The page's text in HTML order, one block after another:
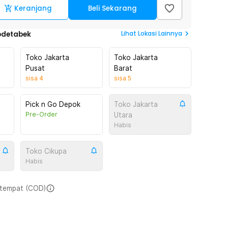
Keranjang Beli Sekarang
Lihat Lokasi Lainnya
Toko Jakarta
Pusat
sisa 4
Toko Jakarta
Barat
sisa 5
Pick n Go Depok
Pre-Order
Toko Jakarta
Utara
Habis
Toko Cikupa
Habis
(COD)